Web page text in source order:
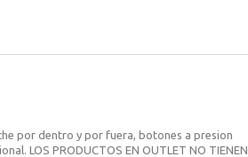
por dentro y por fuera, botones a presion
LOS PRODUCTOS EN OUTLET NO TIENEN